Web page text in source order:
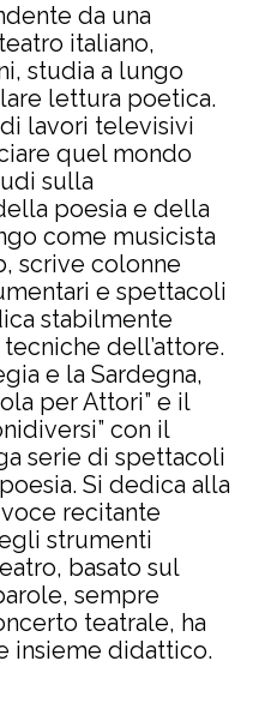
da una
italiano,
studia a lungo
lettura poetica.
lavori televisivi
quel mondo
sulla
poesia e della
come musicista
scrive colonne
e spettacoli
stabilmente
dell’attore.
e la Sardegna,
per Attori” e il
con il
serie di spettacoli
Si dedica alla
recitante
strumenti
basato sul
sempre
teatrale, ha
insieme didattico.